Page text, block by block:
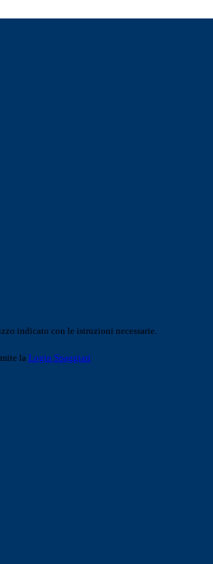
indicato con le istruzioni necessarie.
la Login Spaggiari